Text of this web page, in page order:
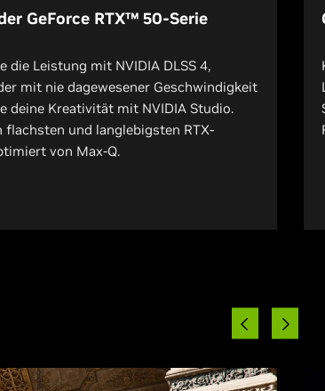
GeForce RTX™ 50-Serie
die Leistung mit NVIDIA DLSS 4,
mit nie dagewesener Geschwindigkeit
deine Kreativität mit NVIDIA Studio.
flachsten und langlebigsten RTX-
von Max-Q.